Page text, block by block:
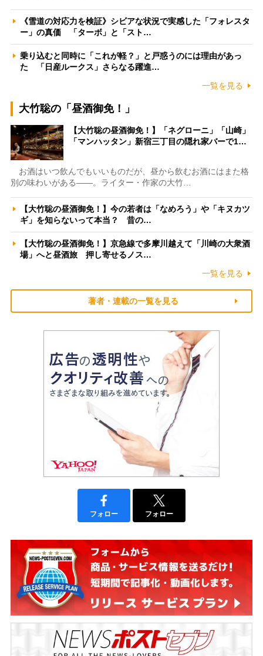
《雪道の対応力を検証》シビアな状況で実感した「フォレスタ
ー」の真価 「ターボ」と「スト…
乗り込むと同時に「これが軽？」と戸惑うのには理由があっ
た 「日産ルークス」さらなる躍進…
一覧を見る
大竹聡の「昼酒御免！」
【大竹聡の昼酒御免！】「ネグローニ」「山崎」
「マンハッタン」新宿三丁目の隠れ家バーで1…
お酒はいつ飲んでもいいものだが、昼から飲むお酒にはまた格
別の味わいがある――。ライター・作家の大竹…
【大竹聡の昼酒御免！】今の若者は「なめろう」や「キヌカツ
ギ」を知らないって本当？ 昔の…
【大竹聡の昼酒御免！】京急線で多摩川越えて「川崎の大衆酒
場」へと昼酒旅 押し寄せるノス…
一覧を見る
著者・連載の一覧を見る
フォロー フォロー